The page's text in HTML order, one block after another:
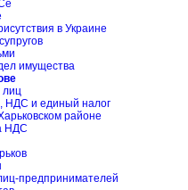
в Украине
имущества
лиц
НДС и единый налог
районе
НДС
предпринимателей